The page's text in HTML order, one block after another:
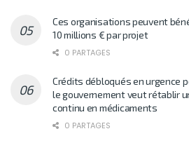
Ces organisations peuvent
10 millions € par projet
0 PARTAGES
Crédits débloqués en urgence
le gouvernement veut rétablir
continu en médicaments
0 PARTAGES